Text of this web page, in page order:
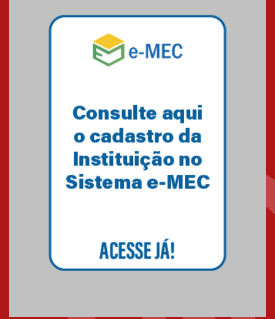
Mackenzie mobiliza campanha
solidária para apoiar famílias em
Minas Gerais
Primeiro culto do ano ressalta o
27.02.2026